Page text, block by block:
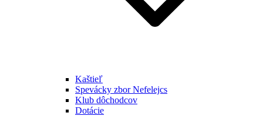
Kaštieľ
Spevácky zbor Nefelejcs
Klub dôchodcov
Dotácie